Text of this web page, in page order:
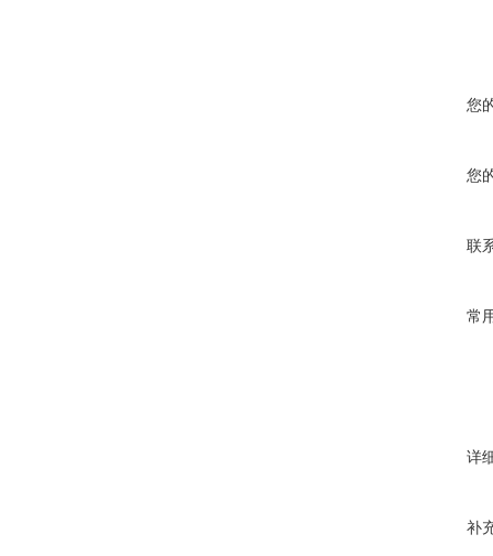
您
您
联
常
详
补